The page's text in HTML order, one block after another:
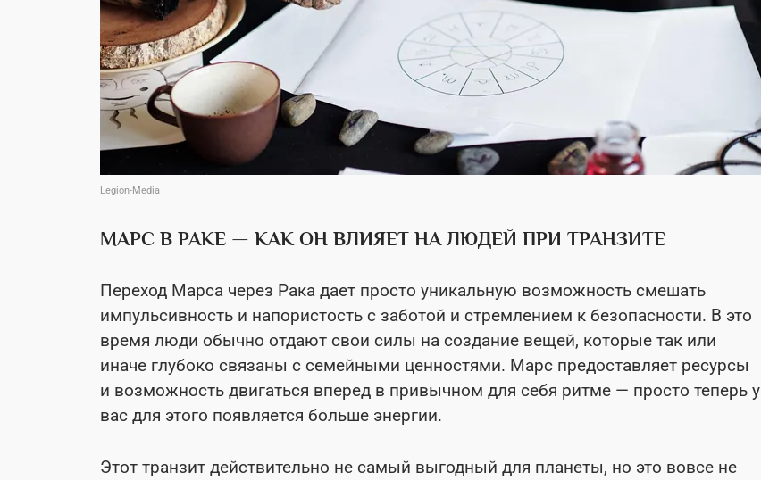
Legion-Media
МАРС В РАКЕ — КАК ОН ВЛИЯЕТ НА ЛЮДЕЙ ПРИ ТРАНЗИТЕ
Переход Марса через Рака дает просто уникальную возможность смешать
импульсивность и напористость с заботой и стремлением к безопасности. В это
время люди обычно отдают свои силы на создание вещей, которые так или
иначе глубоко связаны с семейными ценностями. Марс предоставляет ресурсы
и возможность двигаться вперед в привычном для себя ритме — просто теперь у
вас для этого появляется больше энергии.
Этот транзит действительно не самый выгодный для планеты, но это вовсе не